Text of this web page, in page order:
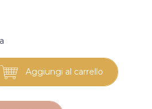
Aggiungi al carrello